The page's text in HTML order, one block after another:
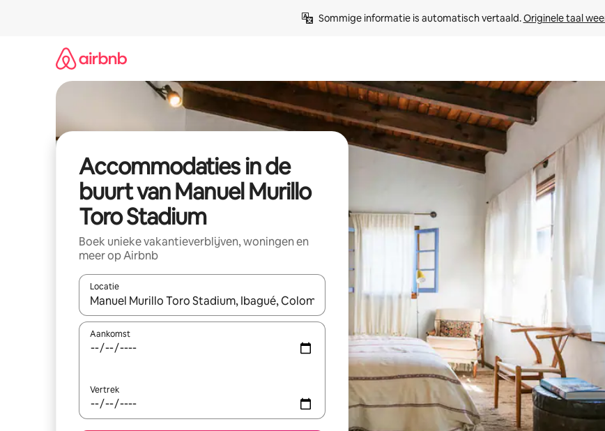
Sommige informatie is automatisch vertaald. Originele taal
Accommodaties in de
buurt van Manuel Murillo
Toro Stadium
Boek unieke vakantieverblijven, woningen en
meer op Airbnb
Locatie
Wanneer er resultaten beschikbaar zijn, maak je een keuze met je de pijltjestoetsen omhoog en omlaag, óf door te
Aankomst
Vertrek